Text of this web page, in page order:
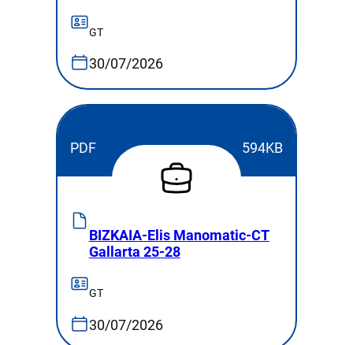
GT
30/07/2026
PDF 594KB
BIZKAIA-Elis Manomatic-CT
Gallarta 25-28
GT
30/07/2026